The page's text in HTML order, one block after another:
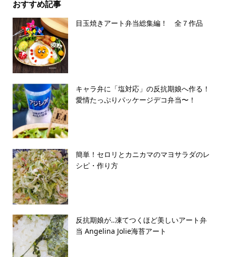
おすすめ記事
目玉焼きアート弁当総集編！ 全７作品
キャラ弁に「塩対応」の反抗期娘へ作る！
愛情たっぷりパッケージデコ弁当〜！
簡単！セロリとカニカマのマヨサラダのレ
シピ・作り方
反抗期娘が‥凍てつくほど美しいアート弁
当 Angelina Jolie海苔アート